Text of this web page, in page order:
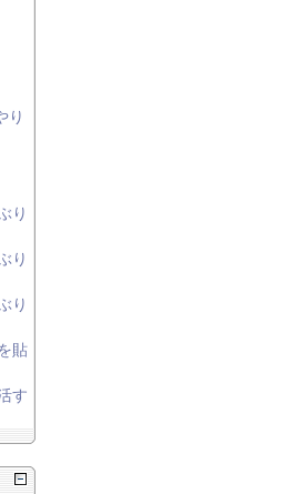
り
り
り
り
貼
す